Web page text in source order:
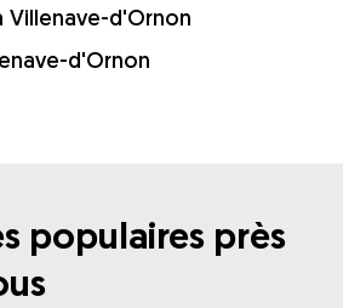
Villenave-d'Ornon
d'Ornon
populaires près